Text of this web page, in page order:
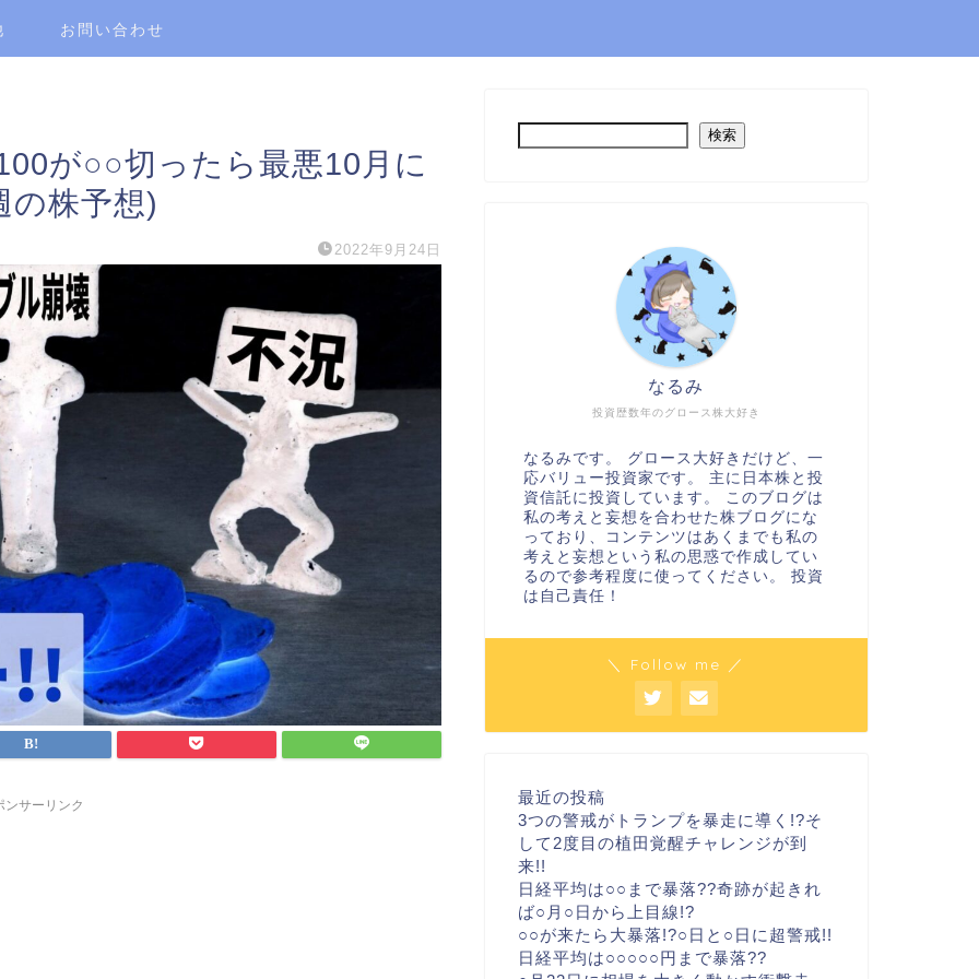
お問い合わせ
が○○切ったら最悪10月に
の株予想)
2022年9月24日
ンサーリンク
検索
投資歴数年のグロース株大好き
なるみ
なるみです。 グロース大好きだけど、一
応バリュー投資家です。 主に日本株と投
資信託に投資しています。 このブログは
私の考えと妄想を合わせた株ブログにな
っており、コンテンツはあくまでも私の
考えと妄想という私の思惑で作成してい
るので参考程度に使ってください。 投資
は自己責任！
＼ Follow me ／
最近の投稿
3つの警戒がトランプを暴走に導く!?そ
して2度目の植田覚醒チャレンジが到
来!!
日経平均は○○まで暴落??奇跡が起きれ
ば○月○日から上目線!?
○○が来たら大暴落!?○日と○日に超警戒!!
日経平均は○○○○○円まで暴落??